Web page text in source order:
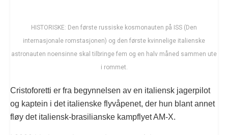
HISTORISKE: Den første russiske kosmonauten på ISS (Den
internasjonale romstasjonen) og den første kvinnelige italienske
astronauten noensinne skal tilbringe fem og en halv måned sammen ute
i rommet.
Cristoforetti er fra begynnelsen av en italiensk jagerpilot
og kaptein i det italienske flyvåpenet, der hun blant annet
fløy det italiensk-brasilianske kampflyet AM-X.